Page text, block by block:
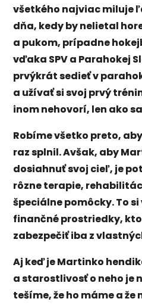
všetkého najviac miluje
dňa, kedy by nelietal
a pukom, prípadne
vďaka SPV a Parahokej
prvýkrát sedieť v
a užívať si svoj prvý
inom nehovorí, len ako
Robíme všetko preto,
raz splnil. Avšak, aby
dosiahnuť svoj cieľ, je
rôzne terapie,
špeciálne pomôcky. To
finančné prostriedky,
zabezpečiť iba z
Aj keď je Martinko
a starostlivosť o neho je
tešíme, že ho máme a